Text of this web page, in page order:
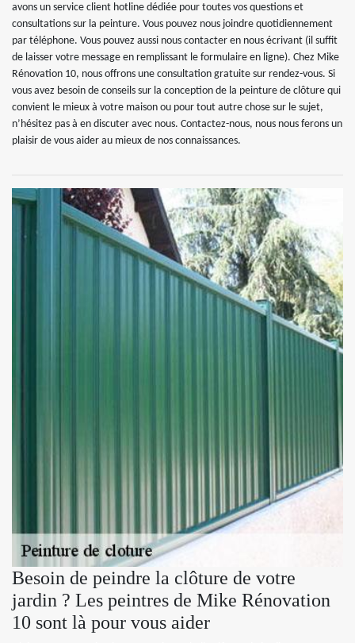
avons un service client hotline dédiée pour toutes vos questions et
consultations sur la peinture. Vous pouvez nous joindre quotidiennement
par téléphone. Vous pouvez aussi nous contacter en nous écrivant (il suffit
de laisser votre message en remplissant le formulaire en ligne). Chez Mike
Rénovation 10, nous offrons une consultation gratuite sur rendez-vous. Si
vous avez besoin de conseils sur la conception de la peinture de clôture qui
convient le mieux à votre maison ou pour tout autre chose sur le sujet,
n’hésitez pas à en discuter avec nous. Contactez-nous, nous nous ferons un
plaisir de vous aider au mieux de nos connaissances.
Besoin de peindre la clôture de votre
jardin ? Les peintres de Mike Rénovation
10 sont là pour vous aider